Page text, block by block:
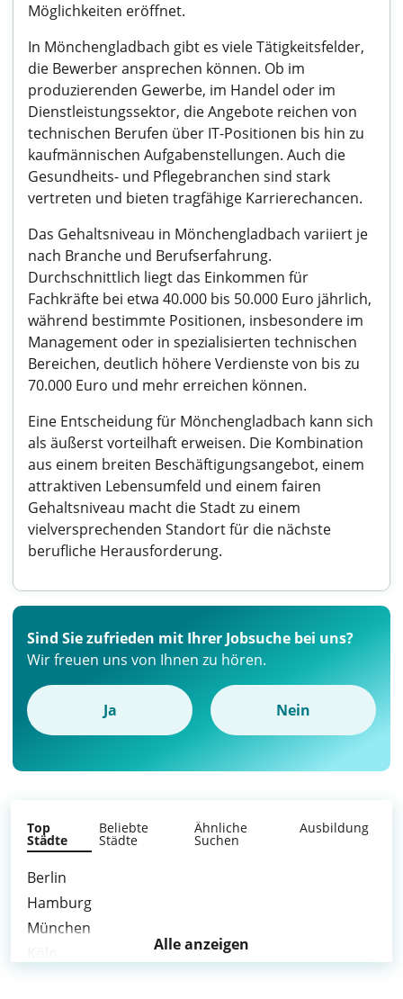
Möglichkeiten eröffnet.
In Mönchengladbach gibt es viele Tätigkeitsfelder,
die Bewerber ansprechen können. Ob im
produzierenden Gewerbe, im Handel oder im
Dienstleistungssektor, die Angebote reichen von
technischen Berufen über IT-Positionen bis hin zu
kaufmännischen Aufgabenstellungen. Auch die
Gesundheits- und Pflegebranchen sind stark
vertreten und bieten tragfähige Karrierechancen.
Das Gehaltsniveau in Mönchengladbach variiert je
nach Branche und Berufserfahrung.
Durchschnittlich liegt das Einkommen für
Fachkräfte bei etwa 40.000 bis 50.000 Euro jährlich,
während bestimmte Positionen, insbesondere im
Management oder in spezialisierten technischen
Bereichen, deutlich höhere Verdienste von bis zu
70.000 Euro und mehr erreichen können.
Eine Entscheidung für Mönchengladbach kann sich
als äußerst vorteilhaft erweisen. Die Kombination
aus einem breiten Beschäftigungsangebot, einem
attraktiven Lebensumfeld und einem fairen
Gehaltsniveau macht die Stadt zu einem
vielversprechenden Standort für die nächste
berufliche Herausforderung.
Sind Sie zufrieden mit Ihrer Jobsuche bei uns?
Wir freuen uns von Ihnen zu hören.
Ja Nein
Top
Städte
Beliebte
Städte
Ähnliche
Suchen
Ausbildung
Berlin
Hamburg
München
Alle anzeigen